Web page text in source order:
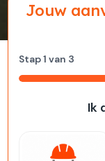
Jouw
Stap1 van 3
33%
Ik